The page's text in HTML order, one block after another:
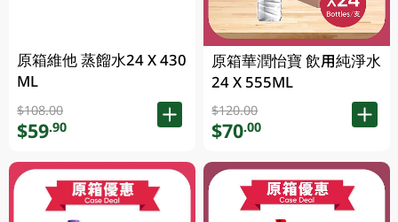
原箱維他 蒸餾水24 X 430
ML
$108.00
$59.90
原箱華潤怡寶 飲用純淨水
24 X 555ML
$120.00
$70.00